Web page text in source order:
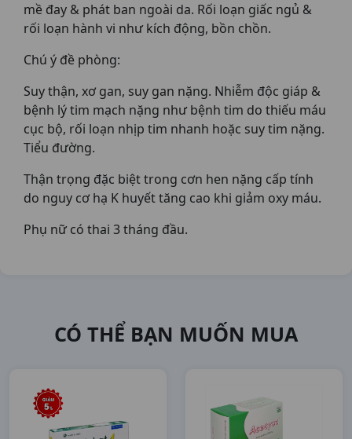
mề đay & phát ban ngoài da. Rối loạn giấc ngủ &
rối loạn hành vi như kích động, bồn chồn.
Chú ý đề phòng:
Suy thận, xơ gan, suy gan nặng. Nhiễm độc giáp &
bệnh lý tim mạch nặng như bệnh tim do thiếu máu
cục bộ, rối loạn nhịp tim nhanh hoặc suy tim nặng.
Tiểu đường.
Thận trọng đặc biệt trong cơn hen nặng cấp tính
do nguy cơ hạ K huyết tăng cao khi giảm oxy máu.
Phụ nữ có thai 3 tháng đầu.
CÓ THỂ BẠN MUỐN MUA